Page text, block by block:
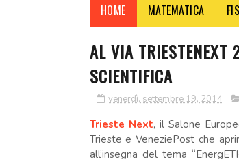
HOME MATEMATICA
AL VIA TRIESTENEXT
SCIENTIFICA
venerdì, settembre 19, 2014
Trieste Next, il Salone
Trieste e VeneziePost che
all’insegna del tema